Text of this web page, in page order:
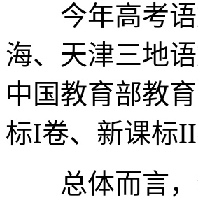
今年高考语
海、天津三地
中国教育部教
标I卷、新课标II
总体而言，